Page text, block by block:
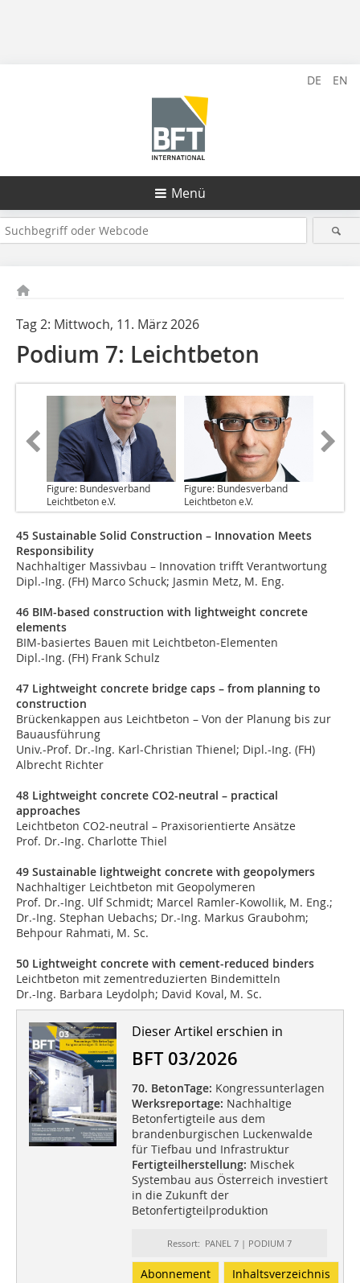
DE EN
Menü
Tag 2: Mittwoch, 11. März 2026
Podium 7: Leichtbeton
Figure: Bundesverband
Leichtbeton e.V.
Figure: Bundesverband
Leichtbeton e.V.
45 Sustainable Solid Construction – Innovation Meets
Responsibility
Nachhaltiger Massivbau – Innovation trifft Verantwortung
Dipl.-Ing. (FH) Marco Schuck; Jasmin Metz, M. Eng.
46 BIM-based construction with lightweight concrete
elements
BIM-basiertes Bauen mit Leichtbeton-Elementen
Dipl.-Ing. (FH) Frank Schulz
47 Lightweight concrete bridge caps – from planning to
construction
Brückenkappen aus Leichtbeton – Von der Planung bis zur
Bauausführung
Univ.-Prof. Dr.-Ing. Karl-Christian Thienel; Dipl.-Ing. (FH)
Albrecht Richter
48 Lightweight concrete CO2-neutral – practical
approaches
Leichtbeton CO2-neutral – Praxisorientierte Ansätze
Prof. Dr.-Ing. Charlotte Thiel
49 Sustainable lightweight concrete with geopolymers
Nachhaltiger Leichtbeton mit Geopolymeren
Prof. Dr.-Ing. Ulf Schmidt; Marcel Ramler-KowolIik, M. Eng.;
Dr.-Ing. Stephan Uebachs; Dr.-Ing. Markus Graubohm;
Behpour Rahmati, M. Sc.
50 Lightweight concrete with cement-reduced binders
Leichtbeton mit zementreduzierten Bindemitteln
Dr.-Ing. Barbara Leydolph; David Koval, M. Sc.
Dieser Artikel erschien in
BFT 03/2026
70. BetonTage: Kongressunterlagen
Werksreportage: Nachhaltige
Betonfertigteile aus dem
brandenburgischen Luckenwalde
für Tiefbau und Infrastruktur
Fertigteilherstellung: Mischek
Systembau aus Österreich investiert
in die Zukunft der
Betonfertigteilproduktion
Ressort: PANEL 7 | PODIUM 7
Abonnement Inhaltsverzeichnis